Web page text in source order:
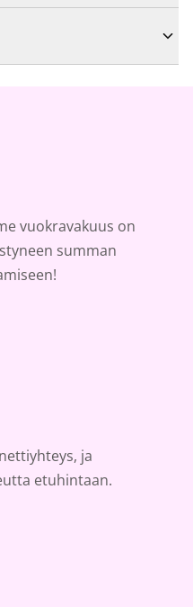
vuokravakuus on
summan
ja
etuhintaan.